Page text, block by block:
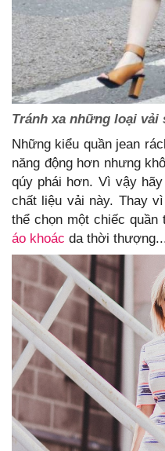
Tránh xa những loại vải
Những kiểu quần jean
năng động hơn nhưng
qúy phái hơn. Vì vậy
chất liệu vải này. Thay
thể chọn một chiếc
áo khoác da thời